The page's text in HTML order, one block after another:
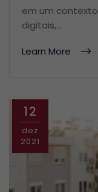
em um
digitais,…
Learn More
12
dez
2021